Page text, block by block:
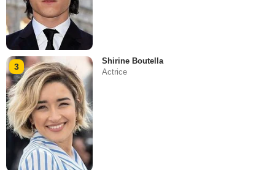
3
Shirine Boutella
Actrice